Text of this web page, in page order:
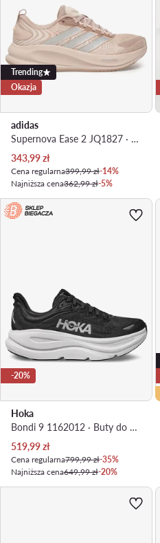
Trending
Okazja
adidas
Supernova Ease 2 JQ1827 · Buty do biegania
Aktualna cena
343,99zł
Cena regularna399,99 zł-14%
Najniższa cena362,99 zł-5%
-20%
Hoka
Bondi 9 1162012 · Buty do biegania
Aktualna cena
519,99zł
Cena regularna799,99 zł-35%
Najniższa cena649,99 zł-20%